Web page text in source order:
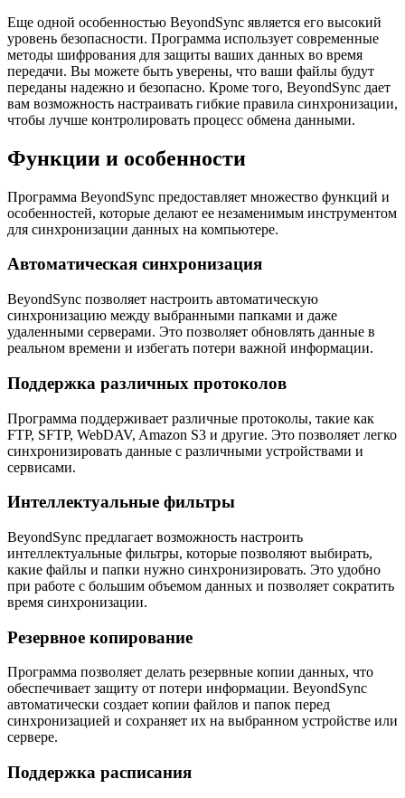
Еще одной особенностью BeyondSync является его высокий
уровень безопасности. Программа использует современные
методы шифрования для защиты ваших данных во время
передачи. Вы можете быть уверены, что ваши файлы будут
переданы надежно и безопасно. Кроме того, BeyondSync дает
вам возможность настраивать гибкие правила синхронизации,
чтобы лучше контролировать процесс обмена данными.
Функции и особенности
Программа BeyondSync предоставляет множество функций и
особенностей, которые делают ее незаменимым инструментом
для синхронизации данных на компьютере.
Автоматическая синхронизация
BeyondSync позволяет настроить автоматическую
синхронизацию между выбранными папками и даже
удаленными серверами. Это позволяет обновлять данные в
реальном времени и избегать потери важной информации.
Поддержка различных протоколов
Программа поддерживает различные протоколы, такие как
FTP, SFTP, WebDAV, Amazon S3 и другие. Это позволяет легко
синхронизировать данные с различными устройствами и
сервисами.
Интеллектуальные фильтры
BeyondSync предлагает возможность настроить
интеллектуальные фильтры, которые позволяют выбирать,
какие файлы и папки нужно синхронизировать. Это удобно
при работе с большим объемом данных и позволяет сократить
время синхронизации.
Резервное копирование
Программа позволяет делать резервные копии данных, что
обеспечивает защиту от потери информации. BeyondSync
автоматически создает копии файлов и папок перед
синхронизацией и сохраняет их на выбранном устройстве или
сервере.
Поддержка расписания